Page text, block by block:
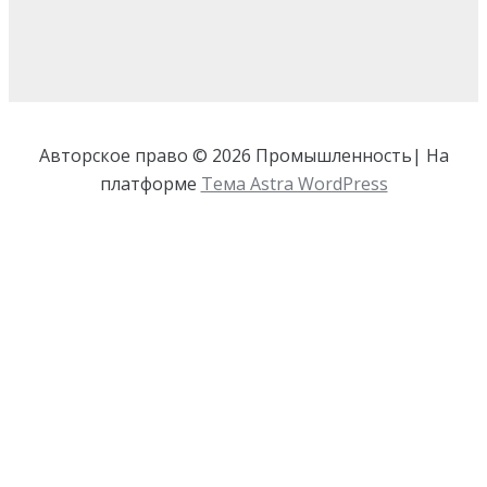
Авторское право © 2026 Промышленность| На
платформе Тема Astra WordPress